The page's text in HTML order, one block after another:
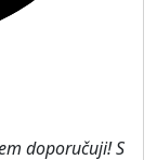
doporučuji! S